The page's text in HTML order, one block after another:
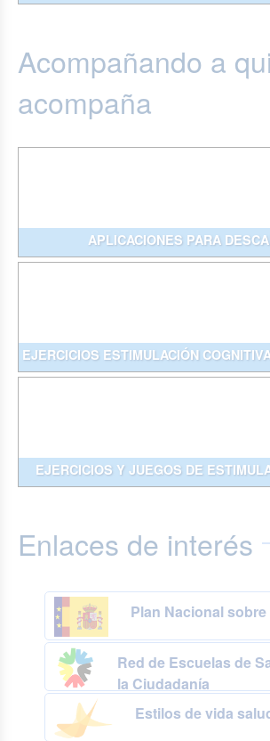
Acompañando a
acompaña
APLICACIONES PARA
EJERCICIOS ESTIMULACIÓN
EJERCICIOS Y JUEGOS DE
Enlaces de interés
Plan Nacional
Red de Escuelas de
la Ciudadanía
Estilos de vida